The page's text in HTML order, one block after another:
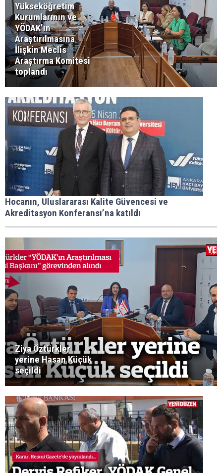
Yükseköğretim
Kurumlarının ve
YÖDAK’ın
Araştırılmasına
İlişkin Meclis
Araştırma Komitesi
toplandı
Hocanın, Uluslararası Kalite Güvencesi ve
Akreditasyon Konferansı’na katıldı
Ziya Öztürkler
yerine Hasan Küçük
seçildi